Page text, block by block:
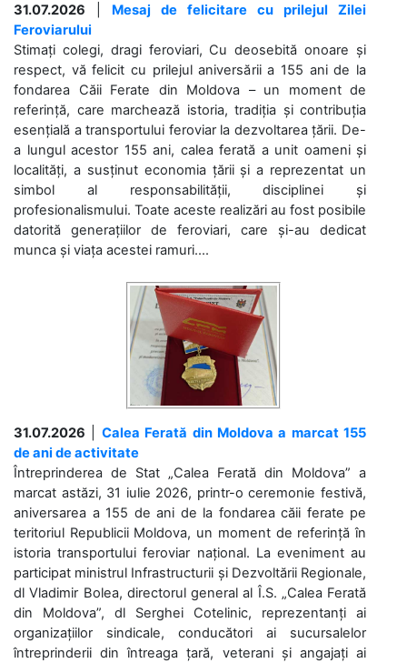
31.07.2026
Mesaj de felicitare cu prilejul Zilei
Feroviarului
Stimați colegi, dragi feroviari, Cu deosebită onoare și
respect, vă felicit cu prilejul aniversării a 155 ani de la
fondarea Căii Ferate din Moldova – un moment de
referință, care marchează istoria, tradiția și contribuția
esențială a transportului feroviar la dezvoltarea țării. De-
a lungul acestor 155 ani, calea ferată a unit oameni și
localități, a susținut economia țării și a reprezentat un
simbol al responsabilității, disciplinei și
profesionalismului. Toate aceste realizări au fost posibile
datorită generațiilor de feroviari, care și-au dedicat
munca și viața acestei ramuri....
31.07.2026
Calea Ferată din Moldova a marcat 155
de ani de activitate
Întreprinderea de Stat „Calea Ferată din Moldova” a
marcat astăzi, 31 iulie 2026, printr-o ceremonie festivă,
aniversarea a 155 de ani de la fondarea căii ferate pe
teritoriul Republicii Moldova, un moment de referință în
istoria transportului feroviar național. La eveniment au
participat ministrul Infrastructurii și Dezvoltării Regionale,
dl Vladimir Bolea, directorul general al Î.S. „Calea Ferată
din Moldova”, dl Serghei Cotelinic, reprezentanți ai
organizațiilor sindicale, conducători ai sucursalelor
întreprinderii din întreaga țară, veterani și angajați ai